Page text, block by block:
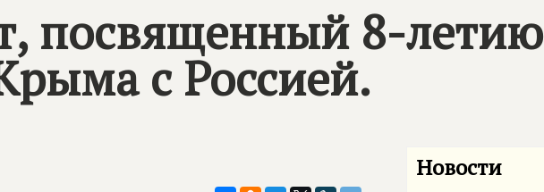
посвященный 8-летию
с Россией.
Новости